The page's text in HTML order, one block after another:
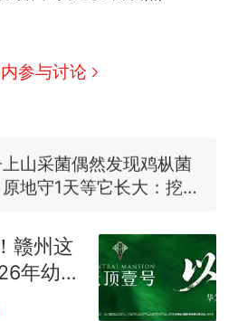
参与讨论
个在床头放菜刀的女孩，
师一句“跟我回家”改写了
应
山采菌偶然发现鸡枞菌
地守1天等它长大：挖了
目击者直呼震惊 （视频
参考消息）
一被第二名传话劝弃考
通报
裁瓜子饺子，美国怕什
赣州这
年幼儿
范围公